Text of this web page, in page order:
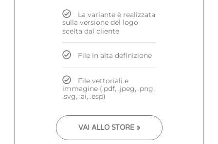
La variante è realizzata
sulla versione del logo
scelta dal cliente
File in alta definizione
File vettoriali e
immagine (.pdf, .jpeg, .png,
.svg, .ai, .esp)
VAI ALLO STORE »